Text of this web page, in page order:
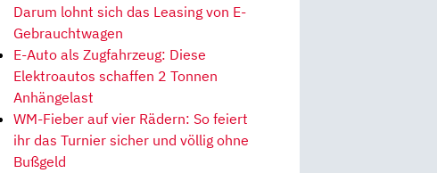
Darum lohnt sich das Leasing von E-
Gebrauchtwagen
E-Auto als Zugfahrzeug: Diese
Elektroautos schaffen 2 Tonnen
Anhängelast
WM-Fieber auf vier Rädern: So feiert
ihr das Turnier sicher und völlig ohne
Bußgeld